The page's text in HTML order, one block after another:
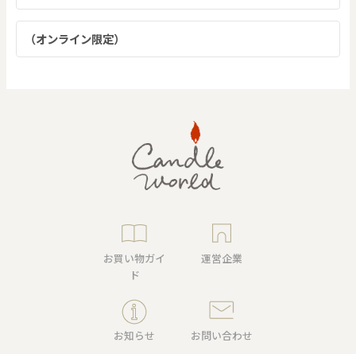
（オンライン限定）
お買い物ガイ
ド
運営企業
お知らせ お問い合わせ